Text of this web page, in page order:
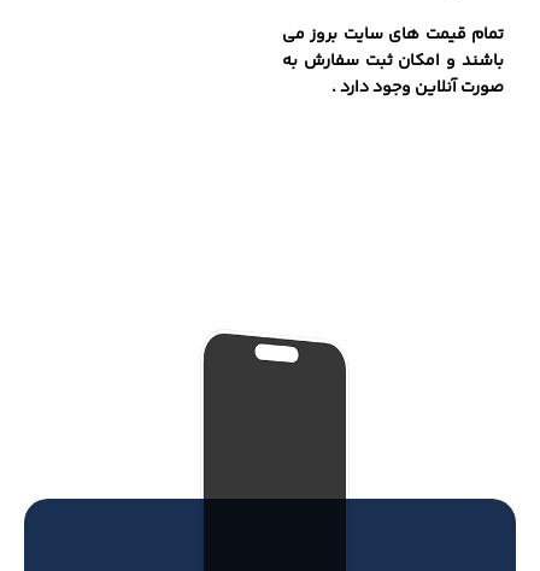
تمام قیمت های سایت بروز می
باشند و امکان ثبت سفارش به
صورت آنلاین وجود دارد .